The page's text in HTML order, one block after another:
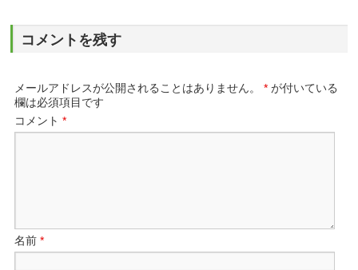
コメントを残す
メールアドレスが公開されることはありません。 * が付いている
欄は必須項目です
コメント*
名前*